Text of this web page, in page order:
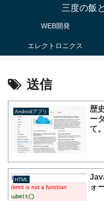
三度の飯
WEB開発
エレクトロニクス
送信
Androidアプリ
歴
ー
て。
HTML
ォ